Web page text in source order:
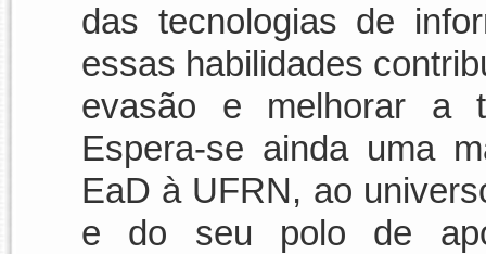
das tecnologias de
essas habilidades
evasão e melhorar a
Espera-se ainda uma
EaD à UFRN, ao
e do seu polo de